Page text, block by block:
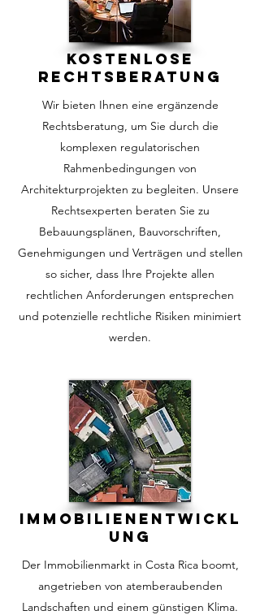
Kostenlose
Rechtsberatung
Wir bieten Ihnen eine ergänzende
Rechtsberatung, um Sie durch die
komplexen regulatorischen
Rahmenbedingungen von
Architekturprojekten zu begleiten. Unsere
Rechtsexperten beraten Sie zu
Bebauungsplänen, Bauvorschriften,
Genehmigungen und Verträgen und stellen
so sicher, dass Ihre Projekte allen
rechtlichen Anforderungen entsprechen
und potenzielle rechtliche Risiken minimiert
werden.
Immobilienentwickl
ung
Der Immobilienmarkt in Costa Rica boomt,
angetrieben von atemberaubenden
Landschaften und einem günstigen Klima.